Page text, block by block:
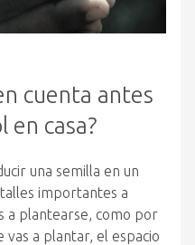
cuenta antes
en casa?
una semilla en un
importantes a
a plantearse, como por
a plantar, el espacio